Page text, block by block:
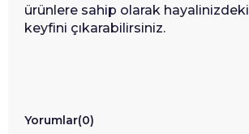
ürünlere sahip olarak hayalinizdeki
keyfini çıkarabilirsiniz.
Yorumlar(0)